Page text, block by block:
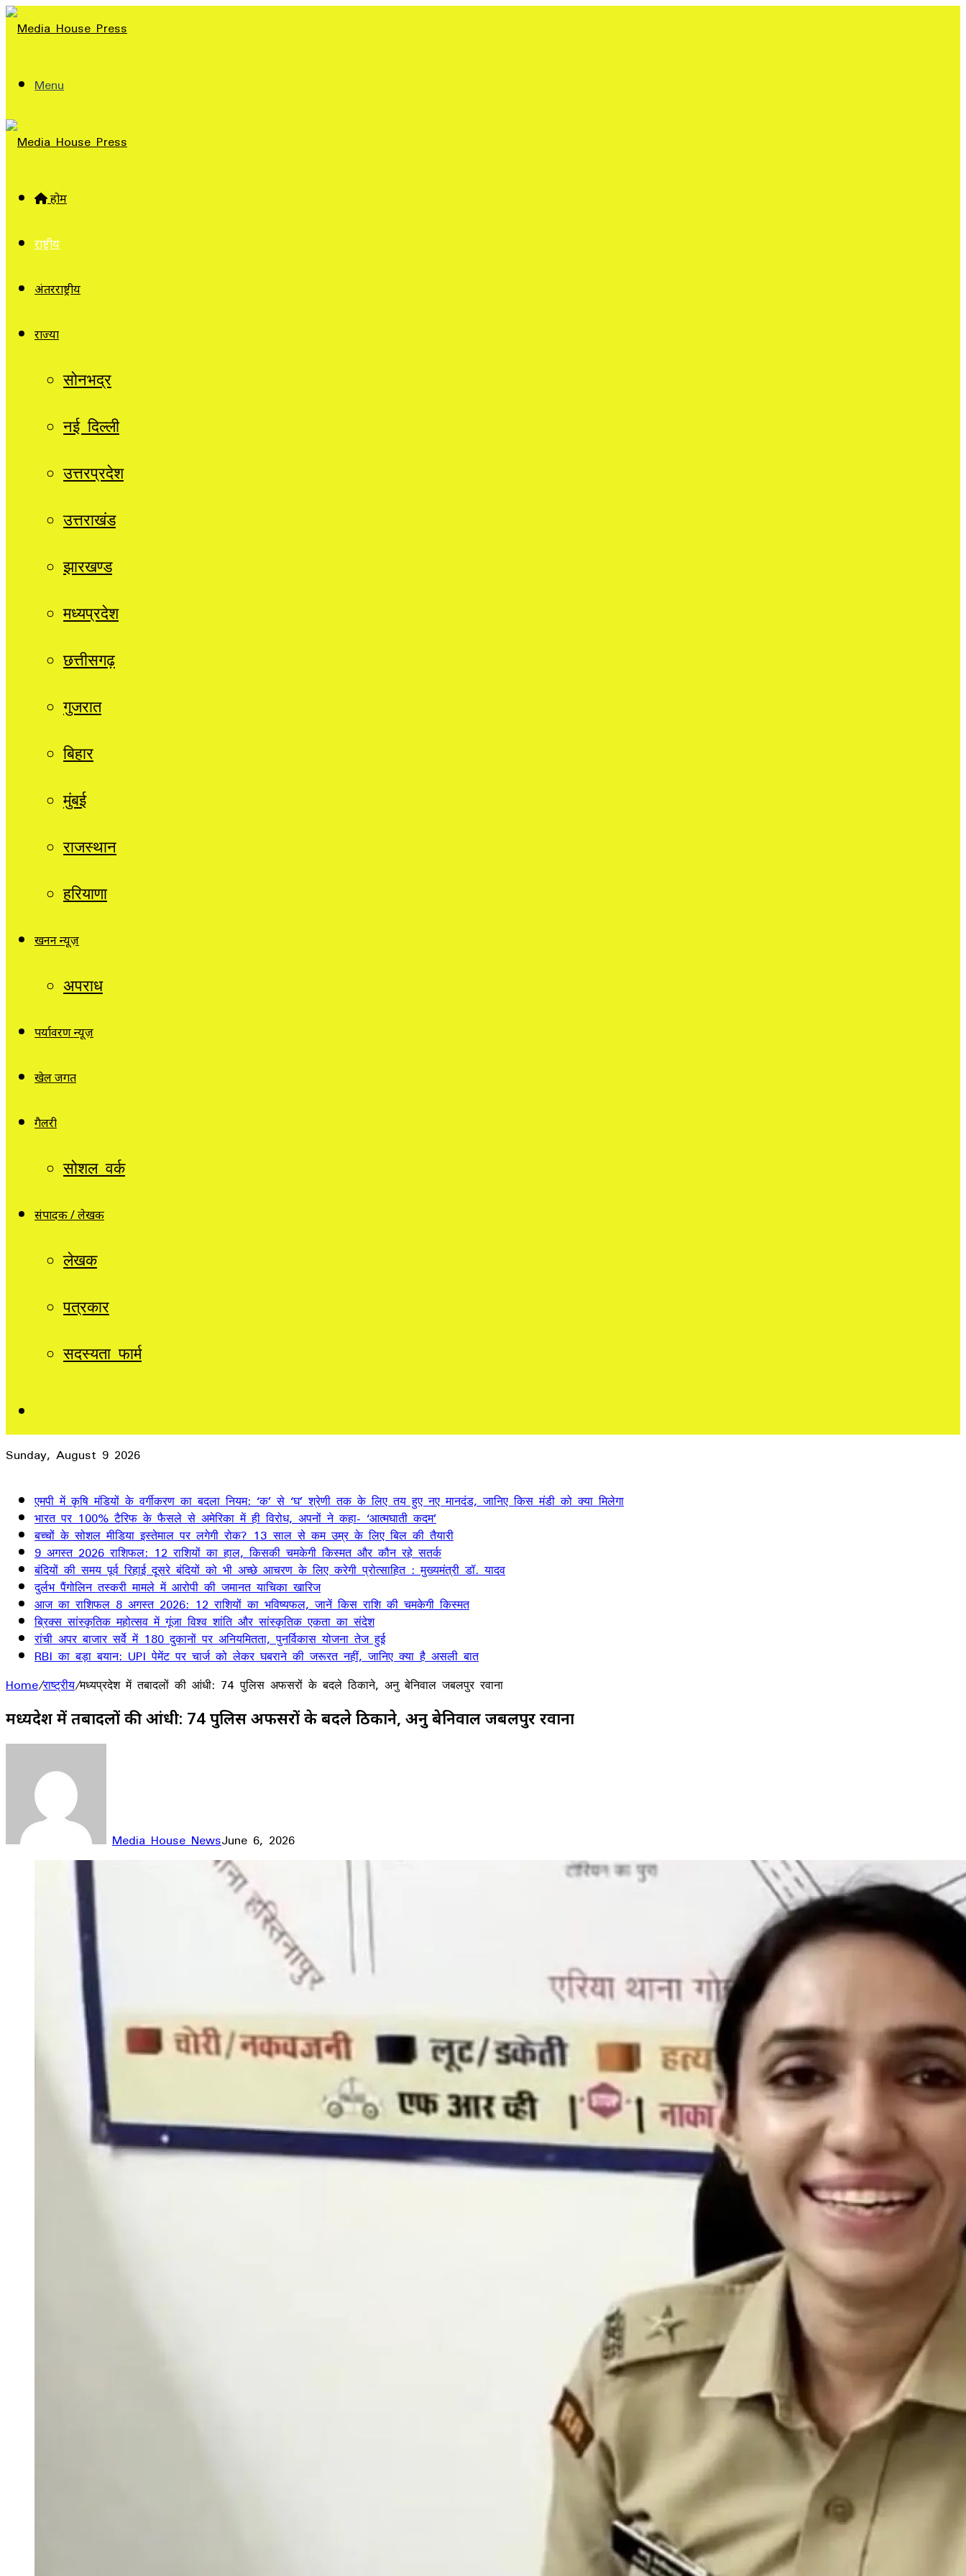
Menu
होम
राष्ट्रीय
अंतरराष्ट्रीय
राज्यों
सोनभद्र
नई दिल्ली
उत्तरप्रदेश
उत्तराखंड
झारखण्ड
मध्यप्रदेश
छत्तीसगढ़
गुजरात
बिहार
मुंबई
राजस्थान
हरियाणा
खनन न्यूज़
अपराध
पर्यावरण न्यूज़
खेल जगत
गैलरी
सोशल वर्क
संपादक / लेखक
लेखक
पत्रकार
सदस्यता फार्म
Sunday, August 9 2026
एमपी में कृषि मंडियों के वर्गीकरण का बदला नियम: ‘क’ से ‘घ’ श्रेणी तक के लिए तय हुए नए मानदंड, जानिए किस मंडी को क्या मिलेगा
भारत पर 100% टैरिफ के फैसले से अमेरिका में ही विरोध, अपनों ने कहा- ‘आत्मघाती कदम’
बच्चों के सोशल मीडिया इस्तेमाल पर लगेगी रोक? 13 साल से कम उम्र के लिए बिल की तैयारी
9 अगस्त 2026 राशिफल: 12 राशियों का हाल, किसकी चमकेगी किस्मत और कौन रहे सतर्क
बंदियों की समय पूर्व रिहाई दूसरे बंदियों को भी अच्छे आचरण के लिए करेगी प्रोत्साहित : मुख्यमंत्री डॉ. यादव
दुर्लभ पैंगोलिन तस्करी मामले में आरोपी की जमानत याचिका खारिज
आज का राशिफल 8 अगस्त 2026: 12 राशियों का भविष्यफल, जानें किस राशि की चमकेगी किस्मत
ब्रिक्स सांस्कृतिक महोत्सव में गूंजा विश्व शांति और सांस्कृतिक एकता का संदेश
रांची अपर बाजार सर्वे में 180 दुकानों पर अनियमितता, पुनर्विकास योजना तेज हुई
RBI का बड़ा बयान: UPI पेमेंट पर चार्ज को लेकर घबराने की जरूरत नहीं, जानिए क्या है असली बात
Home/राष्ट्रीय/मध्यप्रदेश में तबादलों की आंधी: 74 पुलिस अफसरों के बदले ठिकाने, अनु बेनिवाल जबलपुर रवाना
मध्यप्रदेश में तबादलों की आंधी: 74 पुलिस अफसरों के बदले ठिकाने, अनु बेनिवाल जबलपुर रवाना
Media House NewsJune 6, 2026